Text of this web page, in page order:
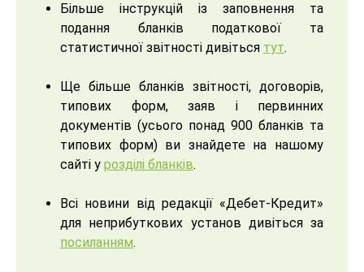
Більше інструкцій із заповнення та
подання бланків податкової та
статистичної звітності дивіться тут.
Ще більше бланків звітності, договорів,
типових форм, заяв і первинних
документів (усього понад 900 бланків та
типових форм) ви знайдете на нашому
сайті у розділі бланків.
Всі новини від редакції «Дебет-Кредит»
для неприбуткових установ дивіться за
посиланням.